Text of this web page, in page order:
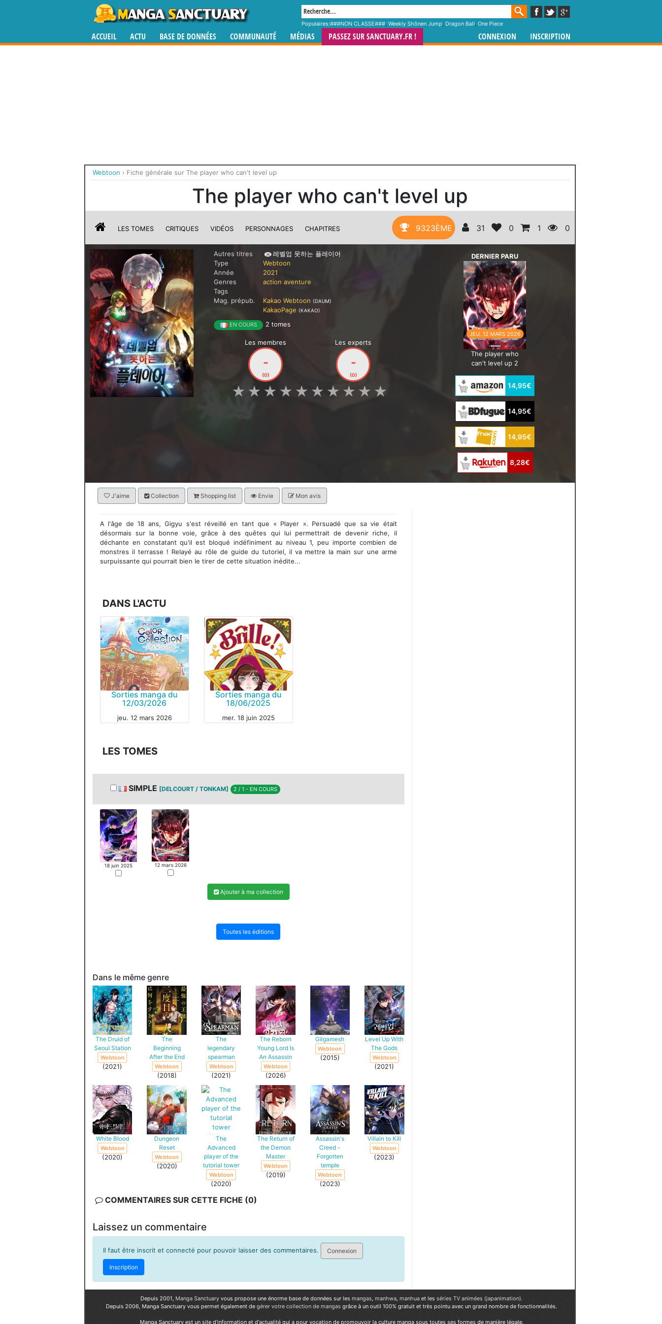
Populaires:###NON CLASSE###, Weekly Shônen Jump, Dragon Ball, One Piece
ACCUEIL ACTU BASE DE DONNÉES COMMUNAUTÉ MÉDIAS PASSEZ SUR SANCTUARY.FR ! CONNEXION INSCRIPTION
Webtoon › Fiche générale sur The player who can't level up
The player who can't level up
LES TOMES CRITIQUES VIDÉOS PERSONNAGES CHAPITRES 9323ÈME 31 0 1 0
Autres titres
레벨업 못하는 플레이어
Type
Webtoon
Année
2021
Genres
action aventure
Tags
Mag. prépub.
Kakao Webtoon (DAUM)
KakaoPage (KAKAO)
EN COURS 2 tomes
Les membres
-
(0)
Les experts
-
(0)
★
★
★
★
★
★
★
★
★
★
DERNIER PARU
JEU. 12 MARS 2026
The player who
can't level up 2
14,95€
14,95€
14,95€
8,28€
J'aime Collection Shopping list Envie Mon avis
A l'âge de 18 ans, Gigyu s'est réveillé en tant que « Player ». Persuadé que sa vie était
désormais sur la bonne voie, grâce à des quêtes qui lui permettrait de devenir riche, il
déchante en constatant qu'il est bloqué indéfiniment au niveau 1, peu importe combien de
monstres il terrasse ! Relayé au rôle de guide du tutoriel, il va mettre la main sur une arme
surpuissante qui pourrait bien le tirer de cette situation inédite...
DANS L'ACTU
MANGA
Sorties manga du
12/03/2026
jeu. 12 mars 2026
Sorties manga du
18/06/2025
mer. 18 juin 2025
LES TOMES
SIMPLE [DELCOURT / TONKAM] 2 / 1 - EN COURS
18 juin 2025 12 mars 2026
Ajouter à ma collection
Toutes les éditions
Dans le même genre
The Druid of
Seoul Station
Webtoon
(2021)
The
Beginning
After the End
Webtoon
(2018)
The
legendary
spearman
Webtoon
(2021)
The Reborn
Young Lord Is
An Assassin
Webtoon
(2026)
Gilgamesh
Webtoon
(2015)
Level Up With
The Gods
Webtoon
(2021)
White Blood
Webtoon
(2020)
Dungeon
Reset
Webtoon
(2020)
The
Advanced
player of the
tutorial tower
Webtoon
(2020)
The Return of
the Demon
Master
Webtoon
(2019)
Assassin's
Creed -
Forgotten
temple
Webtoon
(2023)
Villain to Kill
Webtoon
(2023)
COMMENTAIRES SUR CETTE FICHE (0)
Laissez un commentaire
Il faut être inscrit et connecté pour pouvoir laisser des commentaires. Connexion
Inscription
Depuis 2001, Manga Sanctuary vous propose une énorme base de données sur les mangas, manhwa, manhua et les séries TV animées (japanimation).
Depuis 2006, Manga Sanctuary vous permet également de gérer votre collection de mangas grâce à un outil 100% gratuit et très pointu avec un grand nombre de fonctionnalités.
Manga Sanctuary est un site d'information et d'actualité qui a pour vocation de promouvoir la culture manga sous toutes ses formes de manière légale.